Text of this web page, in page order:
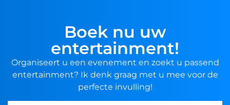
Boek nu uw
entertainment!
Organiseert u een evenement en zoekt u passend
entertainment? Ik denk graag met u mee voor de
perfecte invulling!